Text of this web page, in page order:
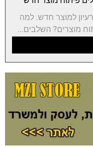
למוצר חדש. למה
מוצרים? השלבים...